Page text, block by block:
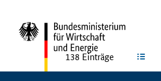
138 Einträge